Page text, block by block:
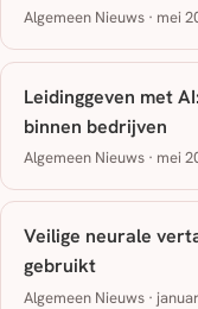
Algemeen Nieuws · mei
Leidinggeven met
binnen bedrijven
Algemeen Nieuws · mei
Veilige neurale
gebruikt
Algemeen Nieuws ·